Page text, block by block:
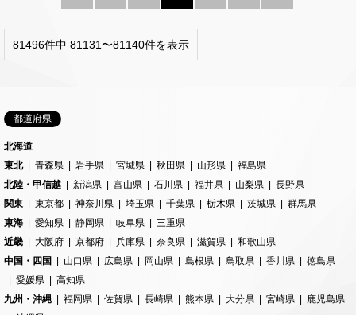
81496件中 81131〜81140件を表示
都道府県
北海道
東北
青森県 岩手県 宮城県 秋田県 山形県
福島県
北陸・甲信越
新潟県 富山県 石川県 福井県 山梨県
長野県
関東
東京都 神奈川県 埼玉県 千葉県 栃木県 茨城県
群馬県
東海
愛知県 静岡県 岐阜県
三重県
近畿
大阪府 京都府 兵庫県 奈良県 滋賀県
和歌山県
中国・四国
山口県 広島県 岡山県 島根県 鳥取県 香川県
徳島県
愛媛県
高知県
九州・沖縄
福岡県 佐賀県 長崎県 熊本県 大分県 宮崎県
鹿児島県